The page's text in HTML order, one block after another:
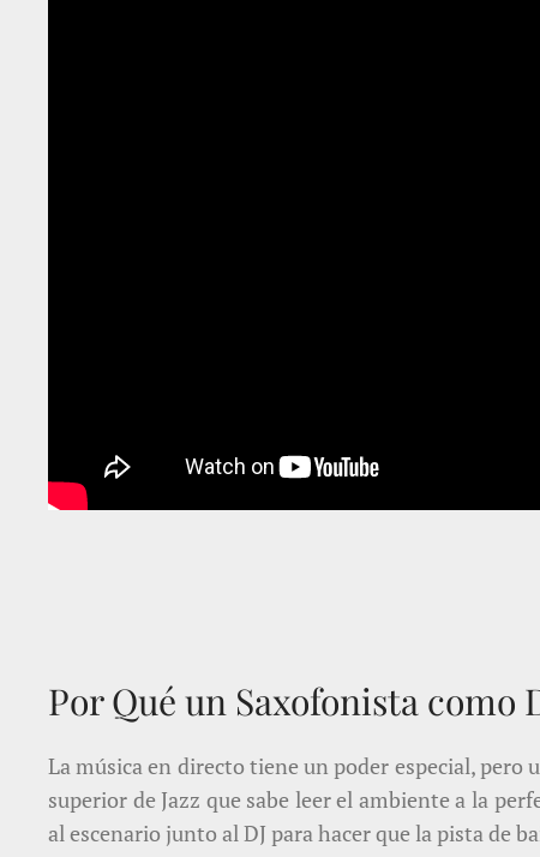
Por Qué un Saxofonista
La música en directo tiene un poder especial,
superior de Jazz que sabe leer el ambiente a la
al escenario junto al DJ para hacer que la pista de